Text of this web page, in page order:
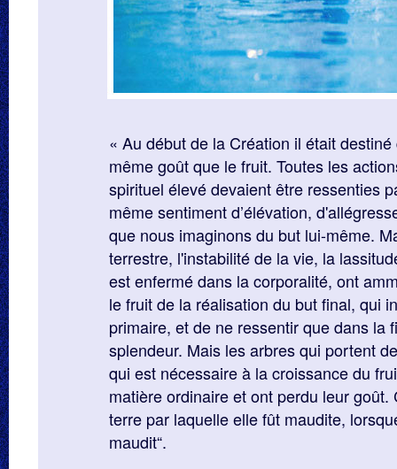
« Au début de la Création il était
même goût que le fruit. Toutes les
spirituel élevé devaient être ressenties
même sentiment d’élévation,
que nous imaginons du but lui-même.
terrestre, l'instabilité de la vie, la
est enfermé dans la corporalité, ont
le fruit de la réalisation du but final, qui
primaire, et de ne ressentir que dans la
splendeur. Mais les arbres qui portent
qui est nécessaire à la croissance du
matière ordinaire et ont perdu leur goût.
terre par laquelle elle fût maudite,
maudit“.